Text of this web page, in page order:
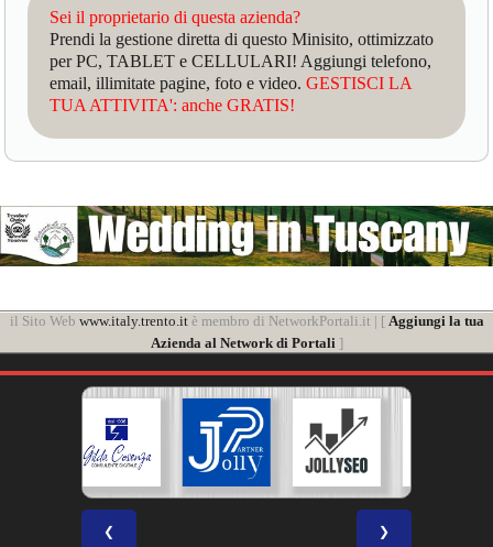
Sei il proprietario di questa azienda?
Prendi la gestione diretta di questo Minisito, ottimizzato
per PC, TABLET e CELLULARI! Aggiungi telefono,
email, illimitate pagine, foto e video.GESTISCI LA
TUA ATTIVITA': anche GRATIS!
il Sito Web www.italy.trento.itè membro di NetworkPortali.it | [ Aggiungi la tua
Azienda al Network di Portali]
❮ ❯